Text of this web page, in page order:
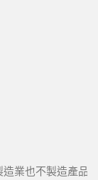
業也不製造產品